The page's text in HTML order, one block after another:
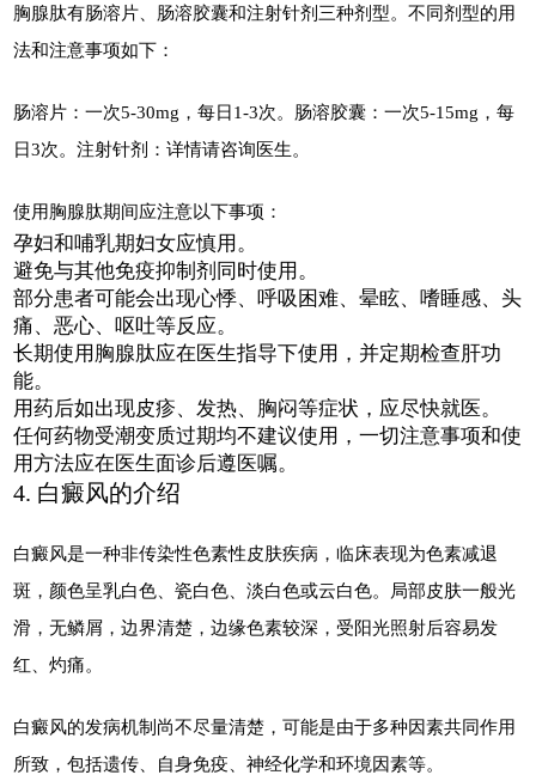
胸腺肽有肠溶片、肠溶胶囊和注射针剂三种剂型。不同剂型的用
法和注意事项如下：
肠溶片：一次5-30mg，每日1-3次。肠溶胶囊：一次5-15mg，每
日3次。注射针剂：详情请咨询医生。
使用胸腺肽期间应注意以下事项：
孕妇和哺乳期妇女应慎用。
避免与其他免疫抑制剂同时使用。
部分患者可能会出现心悸、呼吸困难、晕眩、嗜睡感、头
痛、恶心、呕吐等反应。
长期使用胸腺肽应在医生指导下使用，并定期检查肝功
能。
用药后如出现皮疹、发热、胸闷等症状，应尽快就医。
任何药物受潮变质过期均不建议使用，一切注意事项和使
用方法应在医生面诊后遵医嘱。
4. 白癜风的介绍
白癜风是一种非传染性色素性皮肤疾病，临床表现为色素减退
斑，颜色呈乳白色、瓷白色、淡白色或云白色。局部皮肤一般光
滑，无鳞屑，边界清楚，边缘色素较深，受阳光照射后容易发
红、灼痛。
白癜风的发病机制尚不尽量清楚，可能是由于多种因素共同作用
所致，包括遗传、自身免疫、神经化学和环境因素等。